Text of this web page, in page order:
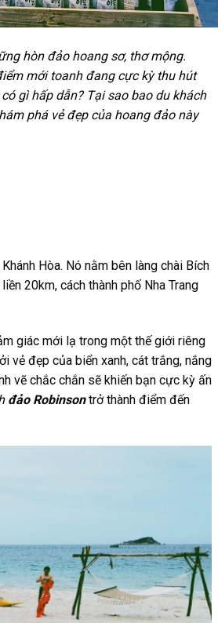
hòn đảo hoang sơ, thơ mộng.
mới toanh đang cực kỳ thu hút
gì hấp dẫn? Tại sao bao du khách
phá vẻ đẹp của hoang đảo này
Hòa. Nó nằm bên làng chài Bích
20km, cách thành phố Nha Trang
giác mới lạ trong một thế giới riêng
vẻ đẹp của biển xanh, cát trắng, nắng
vẽ chắc chắn sẽ khiến bạn cực kỳ ấn
đảo Robinsontrở thành điểm đến